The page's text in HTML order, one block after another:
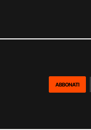
ABBONATI